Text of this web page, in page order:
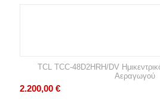
TCL TCC-48D2HRH/DV
Αεραγωγού
2.200,00 €